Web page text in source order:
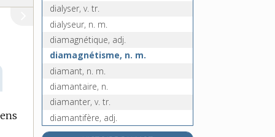
dialyser, v. tr.
dialyseur, n. m.
diamagnétique, adj.
diamagnétisme, n. m.
diamant, n. m.
diamantaire, n.
diamanter, v. tr.
diamantifère, adj.
diamantin, -ine, adj.